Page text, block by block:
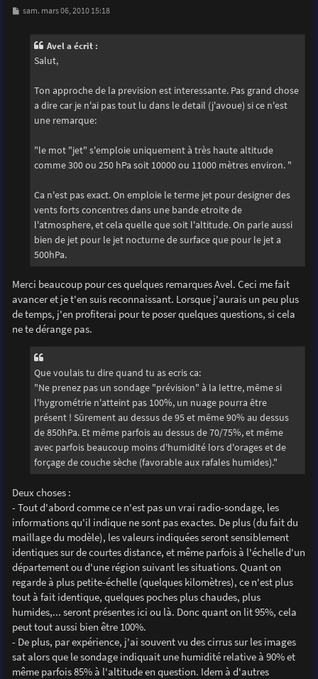
M
sam. mars 06, 2010 15:18
Avel a écrit :
Salut,
Ton approche de la prevision est interessante. Pas grand chose
a dire car je n'ai pas tout lu dans le detail (j'avoue) si ce n'est
une remarque:
"le mot "jet" s'emploie uniquement à très haute altitude
comme 300 ou 250 hPa soit 10000 ou 11000 mètres environ. "
Ca n'est pas exact. On emploie le terme jet pour designer des
vents forts concentres dans une bande etroite de
l'atmosphere, et cela quelle que soit l'altitude. On parle aussi
bien de jet pour le jet nocturne de surface que pour le jet a
500hPa.
Merci beaucoup pour ces quelques remarques Avel. Ceci me fait
avancer et je t'en suis reconnaissant. Lorsque j'aurais un peu plus
de temps, j'en profiterai pour te poser quelques questions, si cela
ne te dérange pas.
Que voulais tu dire quand tu as ecris ca:
"Ne prenez pas un sondage "prévision" à la lettre, même si
l'hygrométrie n'atteint pas 100%, un nuage pourra être
présent ! Sûrement au dessus de 95 et même 90% au dessus
de 850hPa. Et même parfois au dessus de 70/75%, et même
avec parfois beaucoup moins d'humidité lors d'orages et de
forçage de couche sèche (favorable aux rafales humides)."
Deux choses :
- Tout d'abord comme ce n'est pas un vrai radio-sondage, les
informations qu'il indique ne sont pas exactes. De plus (du fait du
maillage du modèle), les valeurs indiquées seront sensiblement
identiques sur de courtes distance, et même parfois à l'échelle d'un
département ou d'une région suivant les situations. Quant on
regarde à plus petite-échelle (quelques kilomètres), ce n'est plus
tout à fait identique, quelques poches plus chaudes, plus
humides,... seront présentes ici ou là. Donc quant on lit 95%, cela
peut tout aussi bien être 100%.
- De plus, par expérience, j'ai souvent vu des cirrus sur les images
sat alors que le sondage indiquait une humidité relative à 90% et
même parfois 85% à l'altitude en question. Idem à d'autres